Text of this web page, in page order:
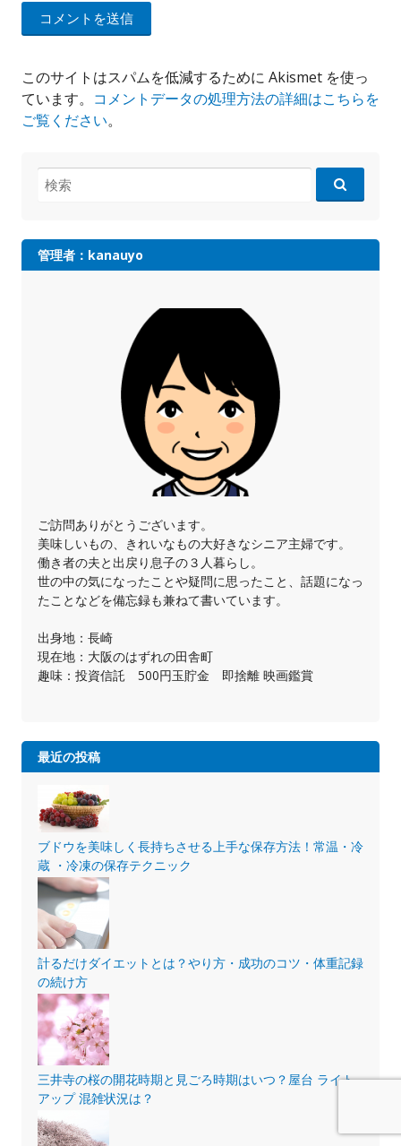
このサイトはスパムを低減するために Akismet を使っ
ています。 コメントデータの処理方法の詳細はこちらを
ご覧ください。
検
索:
管理者：kanauyo
ご訪問ありがとうございます。
美味しいもの、きれいなもの大好きなシニア主婦です。
働き者の夫と出戻り息子の３人暮らし。
世の中の気になったことや疑問に思ったこと、話題になっ
たことなどを備忘録も兼ねて書いています。
出身地：長崎
現在地：大阪のはずれの田舎町
趣味：投資信託 500円玉貯金 即捨離 映画鑑賞
最近の投稿
ブドウを美味しく長持ちさせる上手な保存方法！常温・冷
蔵 ・冷凍の保存テクニック
計るだけダイエットとは？やり方・成功のコツ・体重記録
の続け方
三井寺の桜の開花時期と見ごろ時期はいつ？屋台 ライト
アップ 混雑状況は？